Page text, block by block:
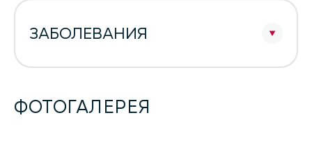
ЗАБОЛЕВАНИЯ
ФОТОГАЛЕРЕЯ